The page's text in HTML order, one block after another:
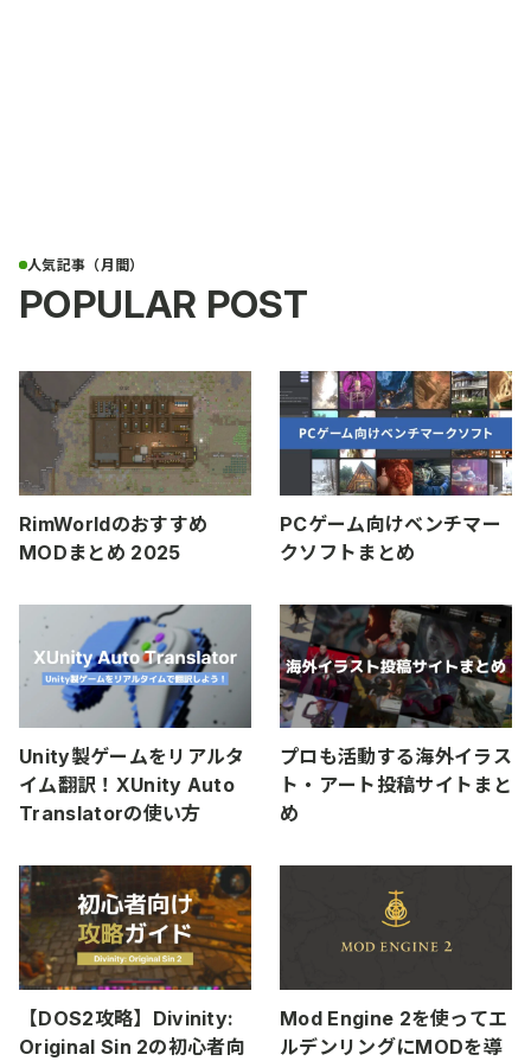
POPULAR POST
RimWorldのおすすめ
MODまとめ 2025
PCゲーム向けベンチマー
クソフトまとめ
Unity製ゲームをリアルタ
イム翻訳！XUnity Auto
Translatorの使い方
プロも活動する海外イラス
ト・アート投稿サイトまと
め
【DOS2攻略】Divinity:
Original Sin 2の初心者向
Mod Engine 2を使ってエ
ルデンリングにMODを導